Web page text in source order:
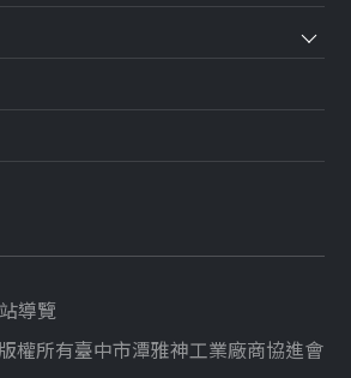
導覽
權所有臺中市潭雅神工業廠商協進會